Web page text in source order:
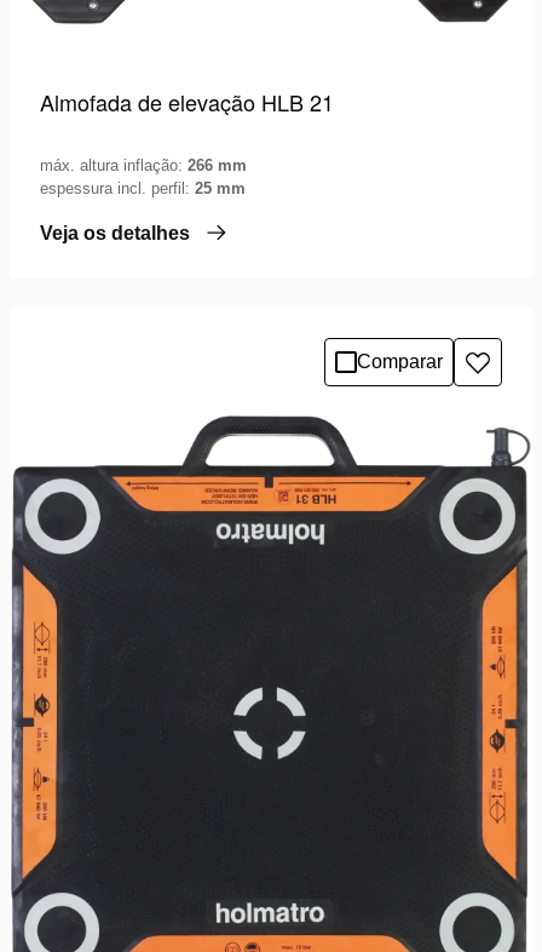
Almofada de elevação HLB 21
máx. altura inflação: 266 mm
espessura incl. perfil: 25 mm
Veja os detalhes
Comparar
à
de